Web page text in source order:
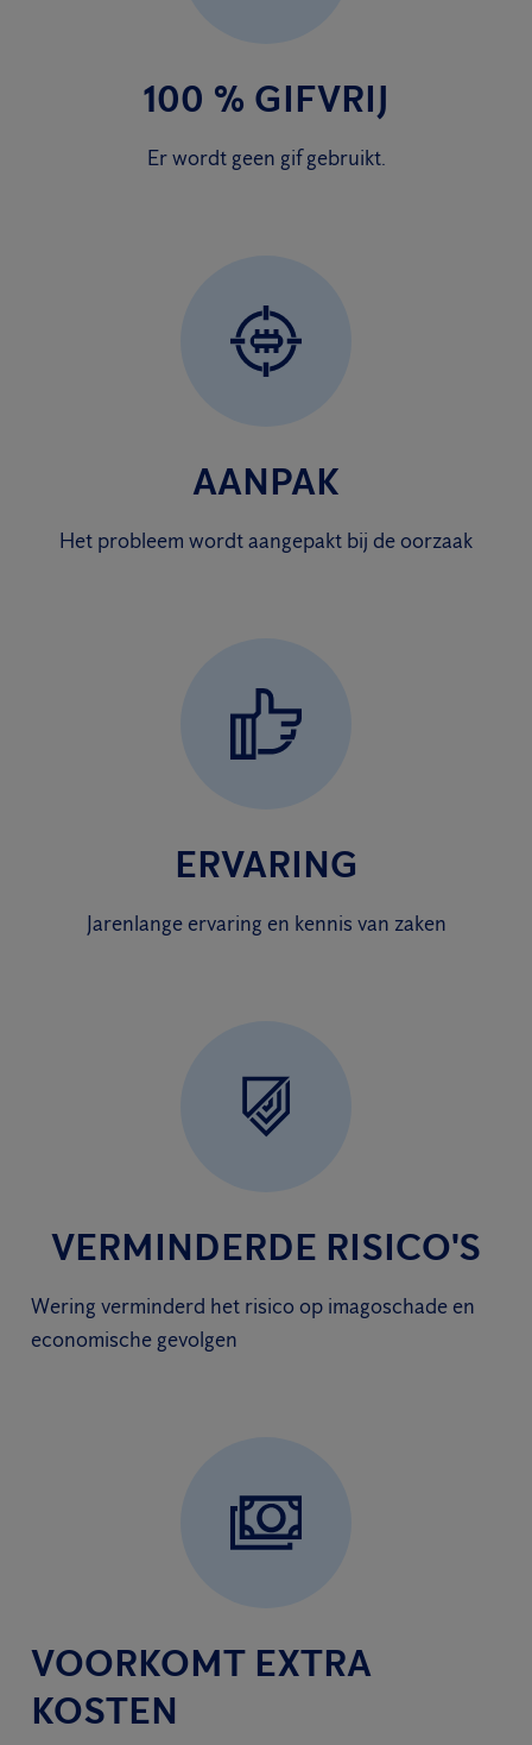
100 % GIFVRIJ
Er wordt geen gif gebruikt.
AANPAK
Het probleem wordt aangepakt bij de oorzaak
ERVARING
Jarenlange ervaring en kennis van zaken
VERMINDERDE RISICO'S
Wering verminderd het risico op imagoschade en
economische gevolgen
VOORKOMT EXTRA
KOSTEN